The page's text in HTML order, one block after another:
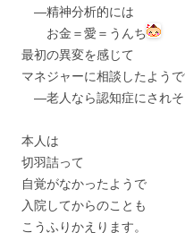
―精神分析的には
お金＝愛＝うんち
最初の異変を感じて
マネジャーに相談したようで
―老人なら認知症にされそ
本人は
切羽詰って
自覚がなかったようで
入院してからのことも
こうふりかえります。